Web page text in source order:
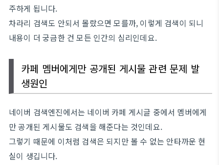
주하게 됩니다.
차라리 검색도 안되서 몰랐으면 모를까, 이렇게 검색이 되니
내용이 더 궁금한 건 모든 인간의 심리인데요.
카페 멤버에게만 공개된 게시물 관련 문제 발
생원인
네이버 검색엔진에서는 네이버 카페 게시글 중에서 멤버에게
만 공개된 게시물도 검색을 해준다는 것인데요.
그렇기 때문에 이처럼 검색은 되지만 볼 수 없는 안타까운 현
실이 생깁니다.